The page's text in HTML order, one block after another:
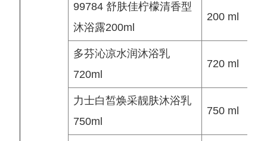
99784 舒肤佳柠檬清香型
沐浴露200ml
200 ml
多芬沁凉水润沐浴乳
720ml
720 ml
力士白皙焕采靓肤沐浴乳
750ml
750 ml